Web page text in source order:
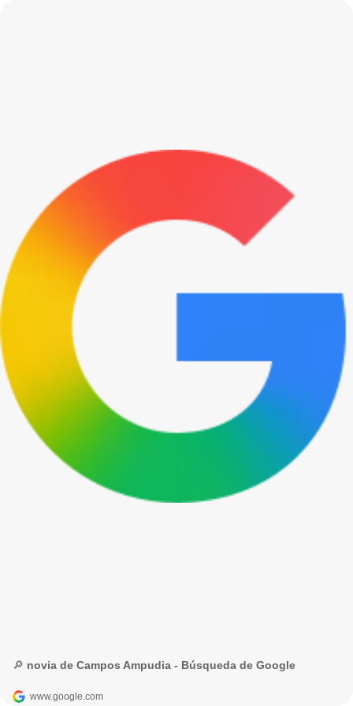
🔎 novia de Campos Ampudia - Búsqueda de Google
www.google.com